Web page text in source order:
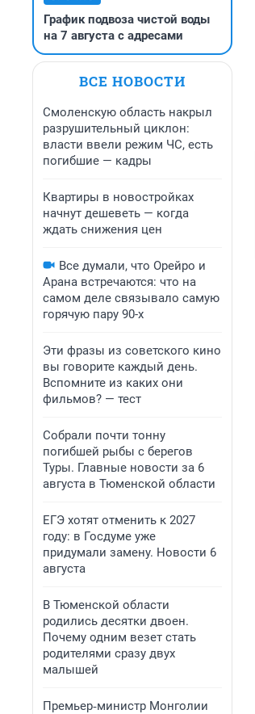
График подвоза чистой воды
на 7 августа с адресами
ВСЕ НОВОСТИ
Смоленскую область накрыл
разрушительный циклон:
власти ввели режим ЧС, есть
погибшие — кадры
Квартиры в новостройках
начнут дешеветь — когда
ждать снижения цен
Все думали, что Орейро и
Арана встречаются: что на
самом деле связывало самую
горячую пару 90-х
Эти фразы из советского кино
вы говорите каждый день.
Вспомните из каких они
фильмов? — тест
Собрали почти тонну
погибшей рыбы с берегов
Туры. Главные новости за 6
августа в Тюменской области
ЕГЭ хотят отменить к 2027
году: в Госдуме уже
придумали замену. Новости 6
августа
В Тюменской области
родились десятки двоен.
Почему одним везет стать
родителями сразу двух
малышей
Премьер‑министр Монголии